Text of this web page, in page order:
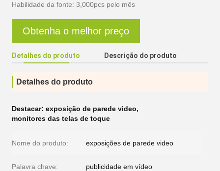
Habilidade da fonte: 3,000pcs pelo mês
Obtenha o melhor preço
Detalhes do produto Descrição do produto
Detalhes do produto
Destacar: exposição de parede video,
monitores das telas de toque
Nome do produto: exposições de parede video
Palavra chave: publicidade em vídeo